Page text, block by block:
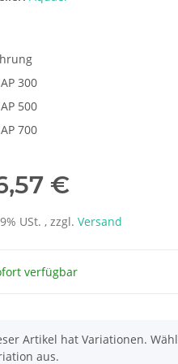
300
500
700
€
USt. , zzgl. Versand
verfügbar
Artikel hat Variationen.
aus.